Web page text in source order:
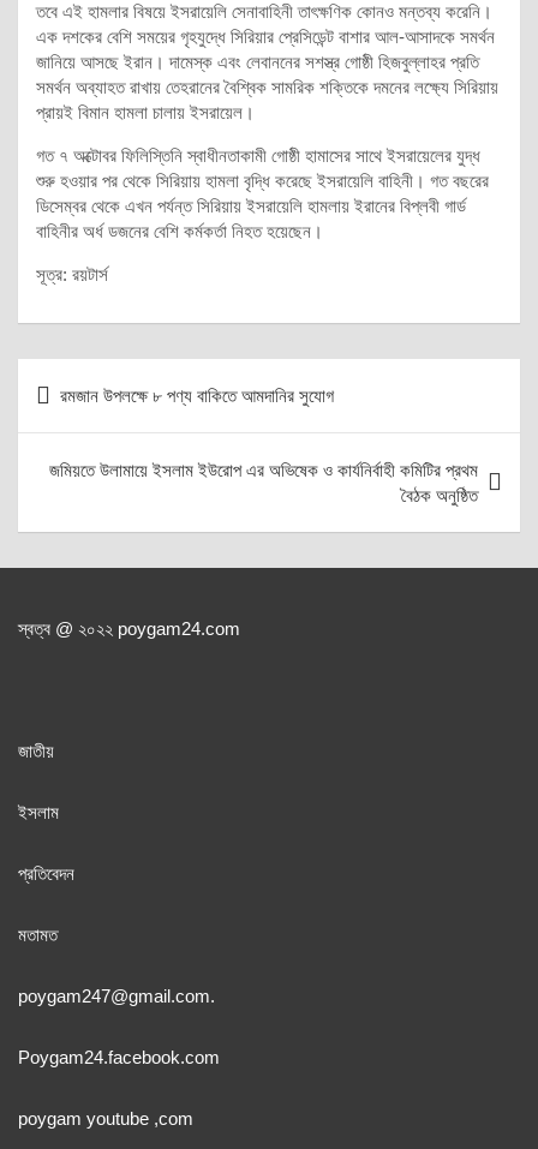
তবে এই হামলার বিষয়ে ইসরায়েলি সেনাবাহিনী তাৎক্ষণিক কোনও মন্তব্য করেনি।
এক দশকের বেশি সময়ের গৃহযুদ্ধে সিরিয়ার প্রেসিডেন্ট বাশার আল-আসাদকে সমর্থন
জানিয়ে আসছে ইরান। দামেস্ক এবং লেবাননের সশস্ত্র গোষ্ঠী হিজবুল্লাহর প্রতি
সমর্থন অব্যাহত রাখায় তেহরানের বৈশ্বিক সামরিক শক্তিকে দমনের লক্ষ্যে সিরিয়ায়
প্রায়ই বিমান হামলা চালায় ইসরায়েল।
গত ৭ অক্টোবর ফিলিস্তিনি স্বাধীনতাকামী গোষ্ঠী হামাসের সাথে ইসরায়েলের যুদ্ধ
শুরু হওয়ার পর থেকে সিরিয়ায় হামলা বৃদ্ধি করেছে ইসরায়েলি বাহিনী। গত বছরের
ডিসেম্বর থেকে এখন পর্যন্ত সিরিয়ায় ইসরায়েলি হামলায় ইরানের বিপ্লবী গার্ড
বাহিনীর অর্ধ ডজনের বেশি কর্মকর্তা নিহত হয়েছেন।
সূত্র: রয়টার্স
রমজান উপলক্ষে ৮ পণ্য বাকিতে আমদানির সুযোগ
জমিয়তে উলামায়ে ইসলাম ইউরোপ এর অভিষেক ও কার্যনির্বাহী কমিটির প্রথম
বৈঠক অনুষ্ঠিত
স্বত্ব @ ২০২২ poygam24.com
জাতীয়
ইসলাম
প্রতিবেদন
মতামত
poygam247@gmail.com.
Poygam24.facebook.com
poygam youtube ,com